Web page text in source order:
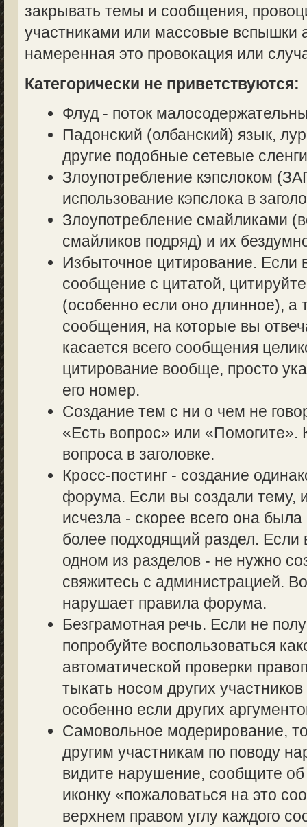
закрывать темы и сообщения,
участниками или массовые вспышки
намеренная это провокация или
Категорически не приветствуются:
Флуд - поток
Падонский (олбанский) язык,
другие подобные сетевые
Злоупотребление кэпслоком
использование кэпслока в
Злоупотребление смайликами
смайликов подряд) и их
Избыточное цитирование. Если
сообщение с цитатой,
(особенно если оно длинное), а
сообщения, на которые вы
касается всего сообщения
цитирование вообще, просто
его номер.
Создание тем с ни о чем не
«Есть вопрос» или «Помогите».
вопроса в заголовке.
Кросс-постинг - создание
форума. Если вы создали тему,
исчезла - скорее всего она
более подходящий раздел.
одном из разделов - не нужно
свяжитесь с администрацией.
нарушает правила форума.
Безграмотная речь. Если не
попробуйте воспользоваться
автоматической проверки
тыкать носом других
особенно если других
Самовольное модерирование,
другим участникам по поводу
видите нарушение, сообщите
иконку «пожаловаться на это
верхнем правом углу каждого